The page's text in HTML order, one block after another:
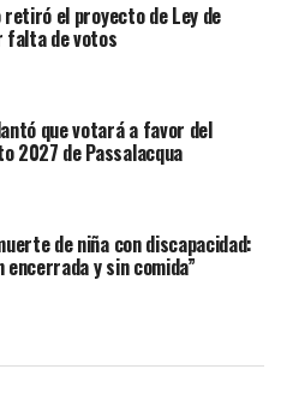
retiró el proyecto de Ley de
falta de votos
que votará a favor del
2027 de Passalacqua
de niña con discapacidad:
encerrada y sin comida”